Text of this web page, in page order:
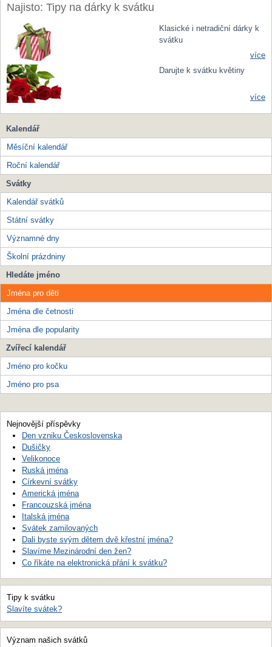
Najisto: Tipy na dárky k svátku
Klasické i netradiční dárky k
svátku
více
Darujte k svátku květiny
více
Kalendář
Měsíční kalendář
Roční kalendář
Svátky
Kalendář svátků
Státní svátky
Významné dny
Školní prázdniny
Hledáte jméno
Jména pro děti
Jména dle četnosti
Jména dle popularity
Zvířecí kalendář
Jméno pro kočku
Jméno pro psa
Nejnovější příspěvky
Den vzniku Československa
Dušičky
Velikonoce
Ruská jména
Církevní svátky
Americká jména
Francouzská jména
Italská jména
Svátek zamilovaných
Dali byste svým dětem dvě křestní jména?
Slavíme Mezinárodní den žen?
Co říkáte na elektronická přání k svátku?
Tipy k svátku
Slavíte svátek?
Význam našich svátků